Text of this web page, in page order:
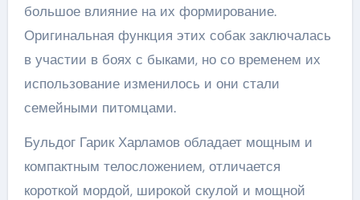
большое влияние на их формирование.
Оригинальная функция этих собак заключалась
в участии в боях с быками, но со временем их
использование изменилось и они стали
семейными питомцами.
Бульдог Гарик Харламов обладает мощным и
компактным телосложением, отличается
короткой мордой, широкой скулой и мощной